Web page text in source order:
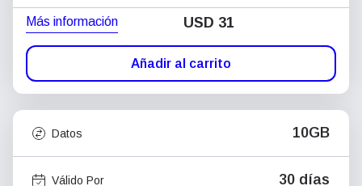
Más información USD 31
Añadir al carrito
Datos 10GB
Válido Por 30 días